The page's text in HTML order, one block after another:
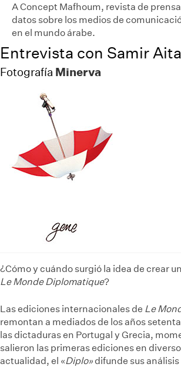
A Concept Mafhoum, revista de
datos sobre los medios de
en el mundo árabe.
Entrevista con Samir Aita
Fotografía Minerva
¿Cómo y cuándo surgió la idea de crear
Le Monde Diplomatique?
Las ediciones internacionales de Le
remontan a mediados de los años
las dictaduras en Portugal y Grecia,
salieron las primeras ediciones en
actualidad, el «Diplo» difunde sus análisis